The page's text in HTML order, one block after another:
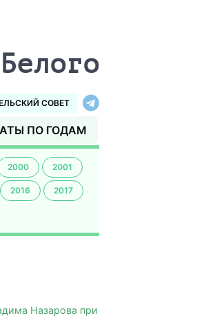
СОВЕТ
ПО ГОДАМ
2000 2001
2016 2017
Назарова при